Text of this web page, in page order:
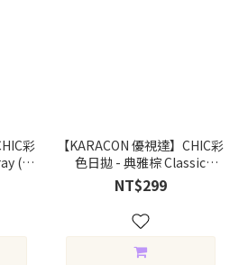
彩
(10
【KARACON 優視達】CHIC彩
色日拋 - 典雅棕 Classic
Brown (10片裝)
NT$299